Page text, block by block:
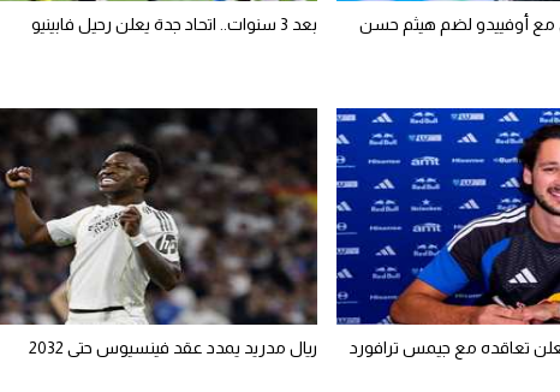
مع أوفييدو لضم هيثم حسن بعد 3 سنوات.. اتحاد جدة يعلن رحيل فابينيو
تعاقده مع جيمس ترافورد ريال مدريد يمدد عقد فينسيوس حتى 2032